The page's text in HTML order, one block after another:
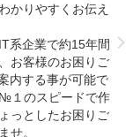
かりやすくお伝え
系企業で約15年間
お客様のお困りご
内する事が可能で
１のスピードで作
っとしたお困りご
せ。